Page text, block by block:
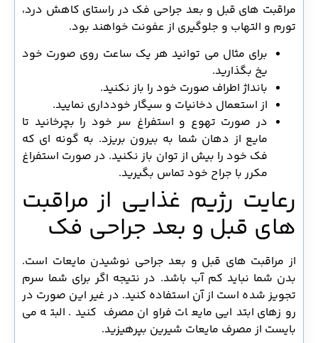
مراقبت های قبل و بعد جراحی فک در راستای کاهش درد،
تورم و التهاب و جلوگیری از عفونت خواهند بود.
برای مثال می توانید هر یک ساعت روی صورت خود
یخ بگذارید.
بانداژ اطراف صورت خود را باز نکنید.
از استعمال دخانیات و سیگار خودداری نمایید.
در صورت تهوع و استفراغ سر خود را بچرخانید تا
مایع از دهان شما به بیرون بریزد. به گونه ای که
فک خود را بیش از توان باز نکنید. در صورت استفراغ
مکرر با جراح خود تماس بگیرید.
رعایت رژیم غذایی از مراقبت
های قبل و بعد جراحی فک
از مراقبت های قبل و بعد جراحی نوشیدن مایعات است.
بدن شما نباید کم آب باشد. در نتیجه اگر برای شما سرم
تجویز شده است از آن استفاده کنید. در غیر این صورت در
روزهای ابتدایی مایعات فراوان مصرف کنید. البته می
بایست از مصرف مایعات شیرین بپرهیزید.